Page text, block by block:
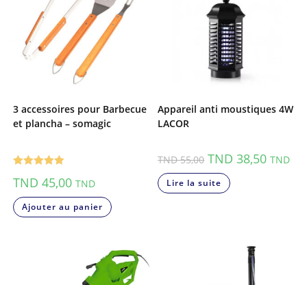
3 accessoires pour Barbecue
et plancha – somagic
sur 5
TND 45,00 TND
Ajouter au panier
Appareil anti moustiques 4W
LACOR
TND55,00 TND 38,50 TND
Lire la suite